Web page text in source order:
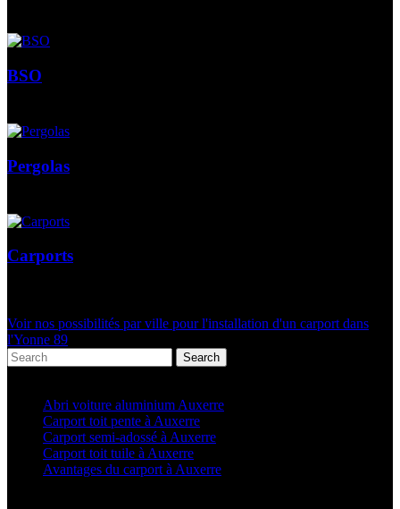
BSO
Pergolas
Carports
Voir nos possibilités par ville pour l'installation d'un carport dans
l'Yonne 89
Search
Abri voiture aluminium Auxerre
Carport toit pente à Auxerre
Carport semi-adossé à Auxerre
Carport toit tuile à Auxerre
Avantages du carport à Auxerre